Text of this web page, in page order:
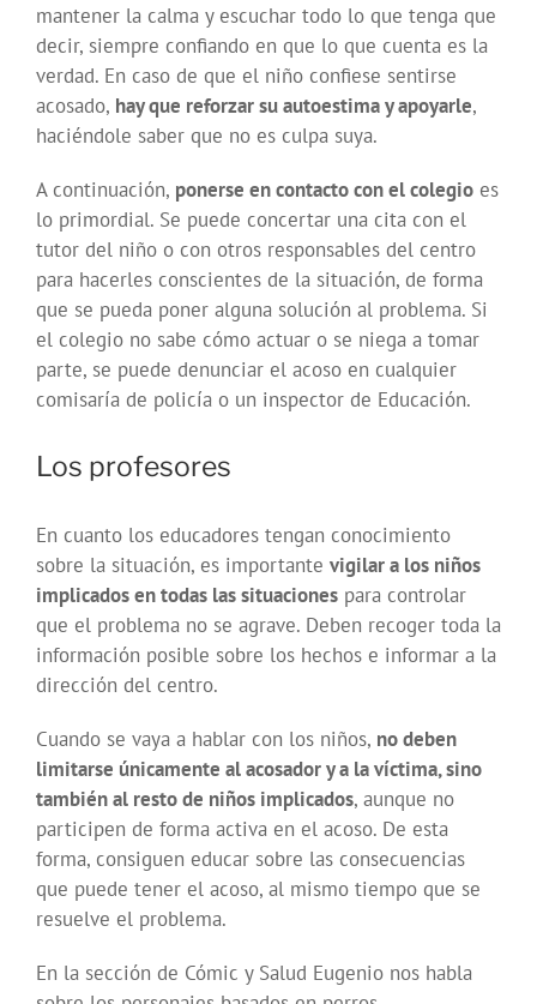
mantener la calma y escuchar todo lo que tenga que
decir, siempre confiando en que lo que cuenta es la
verdad. En caso de que el niño confiese sentirse
acosado, hay que reforzar su autoestima y apoyarle,
haciéndole saber que no es culpa suya.
A continuación, ponerse en contacto con el colegio es
lo primordial. Se puede concertar una cita con el
tutor del niño o con otros responsables del centro
para hacerles conscientes de la situación, de forma
que se pueda poner alguna solución al problema. Si
el colegio no sabe cómo actuar o se niega a tomar
parte, se puede denunciar el acoso en cualquier
comisaría de policía o un inspector de Educación.
Los profesores
En cuanto los educadores tengan conocimiento
sobre la situación, es importante vigilar a los niños
implicados en todas las situaciones para controlar
que el problema no se agrave. Deben recoger toda la
información posible sobre los hechos e informar a la
dirección del centro.
Cuando se vaya a hablar con los niños, no deben
limitarse únicamente al acosador y a la víctima, sino
también al resto de niños implicados, aunque no
participen de forma activa en el acoso. De esta
forma, consiguen educar sobre las consecuencias
que puede tener el acoso, al mismo tiempo que se
resuelve el problema.
En la sección de Cómic y Salud Eugenio nos habla